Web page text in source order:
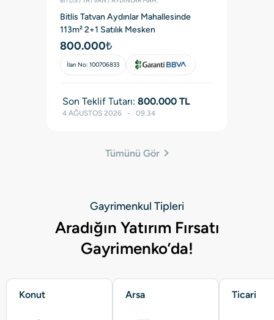
İlan No: 100706833
Bitlis Tatvan Aydınlar Mahallesinde
113m² 2+1 Satılık Mesken
800.000₺
İlan No: 100706833
Son Teklif Tutarı: 800.000 TL
4 AĞUSTOS 2026   -   09.34
Tümünü Gör
Gayrimenkul Tipleri
Aradığın Yatırım Fırsatı
Gayrimenko’da!
Konut Arsa Ticari